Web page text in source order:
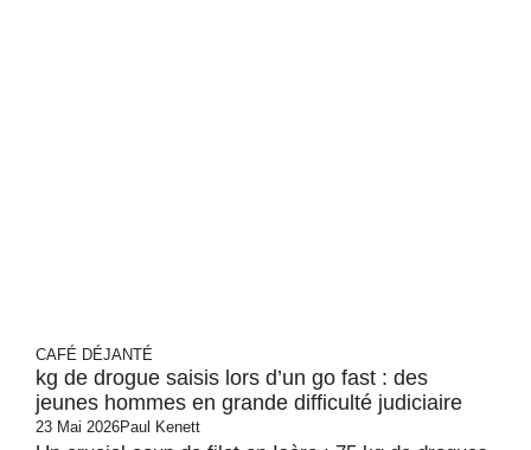
CAFÉ DÉJANTÉ
kg de drogue saisis lors d’un go fast : des
jeunes hommes en grande difficulté judiciaire
23 Mai 2026Paul Kenett